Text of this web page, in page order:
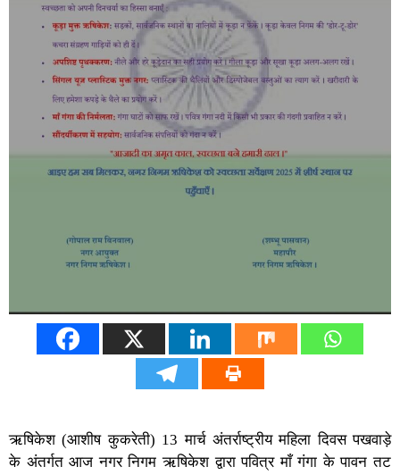
ऋषिकेश (आशीष कुकरेती) 13 मार्च अंतर्राष्ट्रीय महिला दिवस पखवाड़े
के अंतर्गत आज नगर निगम ऋषिकेश द्वारा पवित्र माँ गंगा के पावन तट